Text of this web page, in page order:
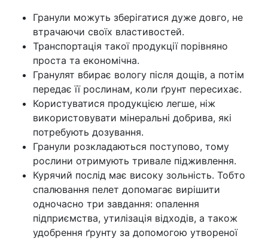
Гранули можуть зберігатися дуже довго, не
втрачаючи своїх властивостей.
Транспортація такої продукції порівняно
проста та економічна.
Гранулят вбирає вологу після дощів, а потім
передає її рослинам, коли ґрунт пересихає.
Користуватися продукцією легше, ніж
використовувати мінеральні добрива, які
потребують дозування.
Гранули розкладаються поступово, тому
рослини отримують тривале підживлення.
Курячий послід має високу зольність. Тобто
спалювання пелет допомагає вирішити
одночасно три завдання: опалення
підприємства, утилізація відходів, а також
удобрення ґрунту за допомогою утвореної